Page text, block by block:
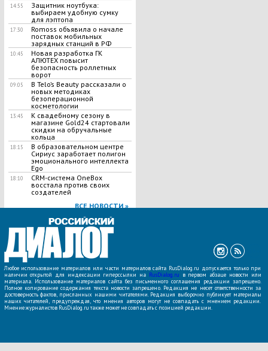
14:55
Защитник ноутбука:
выбираем удобную сумку
для лэптопа
17:30
Romoss объявила о начале
поставок мобильных
зарядных станций в РФ
10:45
Новая разработка ГК
АЛЮТЕХ повысит
безопасность роллетных
ворот
09:05
В Telo’s Beauty рассказали о
новых методиках
безоперационной
косметологии
13:45
К свадебному сезону в
магазине Gold24 стартовали
скидки на обручальные
кольца
18:15
В образовательном центре
Сириус заработает полигон
эмоционального интеллекта
Ego
18:10
CRM-система OneBox
восстала против своих
создателей
ВСЕ НОВОСТИ »
Любое использование материалов или части материалов сайта RusDialog.ru допускается только при
наличии открытой для индексации гиперссылки на RusDialog.ru в первом абзаце новости или
материала. Использование материалов сайта без письменного соглашения редакции запрещено.
Полное копирование содержания текста новости запрещено. Редакция не несет ответственности за
достоверность фактов, присланных нашими читателями. Редакция выборочно публикует материалы
наших читателей, предупреждая, что мнения авторов могут не совпадать с мнением редакции.
Мнение журналистов RusDialog.ru также может не совпадать с позицией редакции.